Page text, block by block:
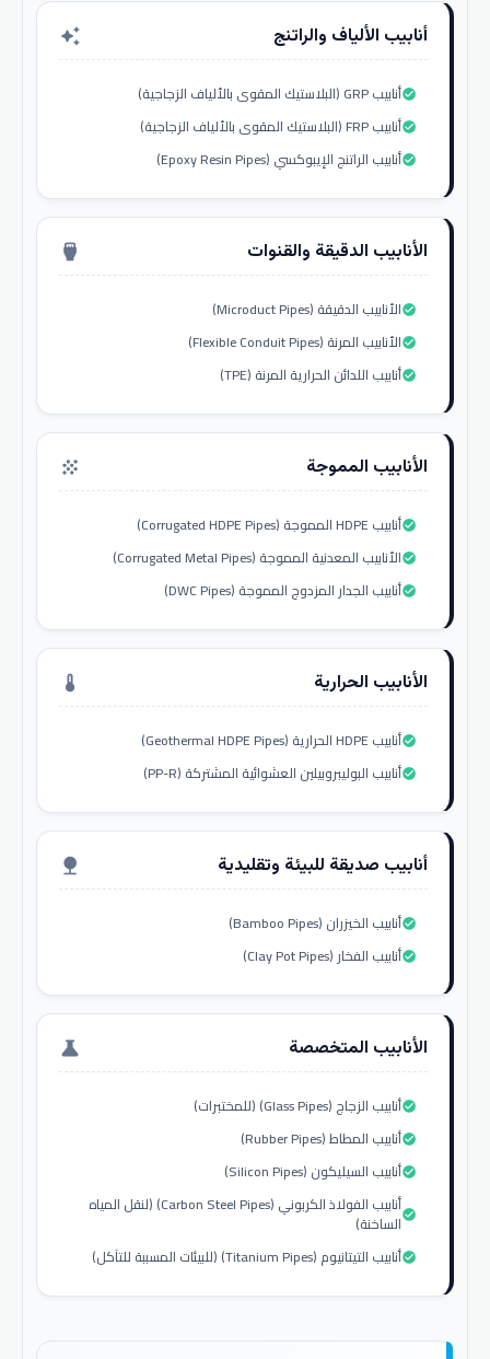
أنابيب الألياف والراتنج auto_awesome
أنابيب GRP (البلاستيك المقوى بالألياف الزجاجية)check_circle
أنابيب FRP (البلاستيك المقوى بالألياف الزجاجية)check_circle
أنابيب الراتنج الإيبوكسي (Epoxy Resin Pipes)check_circle
الأنابيب الدقيقة والقنوات settings_input_hdmi
الأنابيب الدقيقة (Microduct Pipes)check_circle
الأنابيب المرنة (Flexible Conduit Pipes)check_circle
أنابيب اللدائن الحرارية المرنة (TPE)check_circle
الأنابيب المموجة grain
أنابيب HDPE المموجة (Corrugated HDPE Pipes)check_circle
الأنابيب المعدنية المموجة (Corrugated Metal Pipes)check_circle
أنابيب الجدار المزدوج المموجة (DWC Pipes)check_circle
الأنابيب الحرارية thermostat
أنابيب HDPE الحرارية (Geothermal HDPE Pipes)check_circle
أنابيب البوليبروبيلين العشوائية المشتركة (PP-R)check_circle
أنابيب صديقة للبيئة وتقليدية nature
أنابيب الخيزران (Bamboo Pipes)check_circle
أنابيب الفخار (Clay Pot Pipes)check_circle
الأنابيب المتخصصة science
أنابيب الزجاج (Glass Pipes) (للمختبرات)check_circle
أنابيب المطاط (Rubber Pipes)check_circle
أنابيب السيليكون (Silicon Pipes)check_circle
أنابيب الفولاذ الكربوني (Carbon Steel Pipes) (لنقل المياه
الساخنة)check_circle
أنابيب التيتانيوم (Titanium Pipes) (للبيئات المسببة للتآكل)check_circle